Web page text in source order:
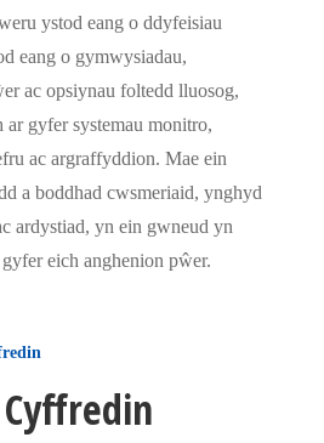
ystod eang o ddyfeisiau
eang o gymwysiadau,
ac opsiynau foltedd lluosog,
gyfer systemau monitro,
ac argraffyddion. Mae ein
a boddhad cwsmeriaid, ynghyd
ardystiad, yn ein gwneud yn
eich anghenion pŵer.